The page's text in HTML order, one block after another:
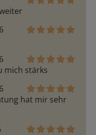
mich stärks
hat mir sehr